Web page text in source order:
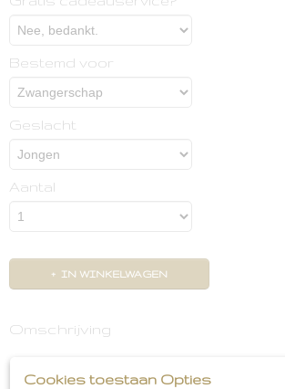
Bestemd voor
Geslacht
Aantal
IN WINKELWAGEN
Omschrijving
Cookies toestaan Opties